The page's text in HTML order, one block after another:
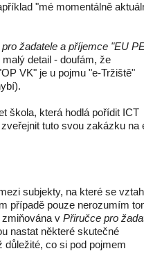
"mé momentálně
žadatele a příjemce "EU
detail - doufám, že
VK" je u pojmu "e-Tržiště"
škola, která hodlá pořídit ICT
tuto svou zakázku na
subjekty, na které se
případě pouze nerozumím
v Přiručce pro
nastat některé skutečné
co si pod pojmem